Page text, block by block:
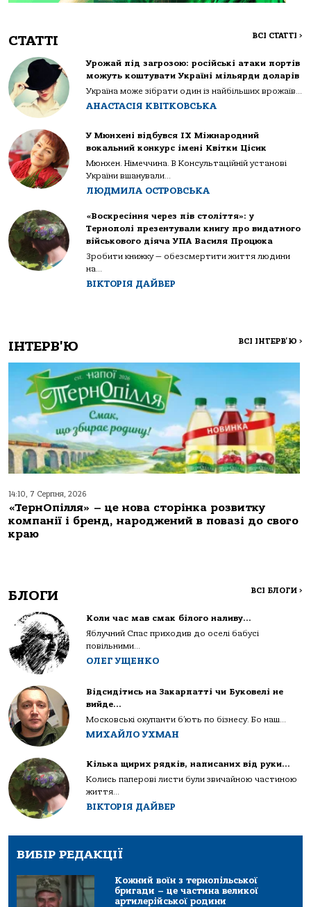
СТАТТІ ВСІ СТАТТІ >
Урожай під загрозою: російські атаки портів
можуть коштувати Україні мільярди доларів
Україна може зібрати один із найбільших врожаїв...
АНАСТАСІЯ КВІТКОВСЬКА
У Мюнхені відбувся IX Міжнародний
вокальний конкурс імені Квітки Цісик
Мюнхен. Німеччина. В Консультаційній установі
України вшанували...
ЛЮДМИЛА ОСТРОВСЬКА
«Воскресіння через пів століття»: у
Тернополі презентували книгу про видатного
військового діяча УПА Василя Процюка
Зробити книжку — обезсмертити життя людини
на...
ВІКТОРІЯ ДАЙВЕР
ІНТЕРВ'Ю ВСІ ІНТЕРВ'Ю >
14:10, 7 Серпня, 2026
«ТернОпілля» – це нова сторінка розвитку
компанії і бренд, народжений в повазі до свого
краю
БЛОГИ ВСІ БЛОГИ >
Коли час мав смак білого наливу…
Яблучний Спас приходив до оселі бабусі
повільними...
ОЛЕГ УЩЕНКО
Відсидітись на Закарпатті чи Буковелі не
вийде…
Московські окупанти б’ють по бізнесу. Бо наш...
МИХАЙЛО УХМАН
Кілька щирих рядків, написаних від руки…
Колись паперові листи були звичайною частиною
життя...
ВІКТОРІЯ ДАЙВЕР
ВИБІР РЕДАКЦІЇ
Кожний воїн з тернопільської
бригади – це частина великої
артилерійської родини